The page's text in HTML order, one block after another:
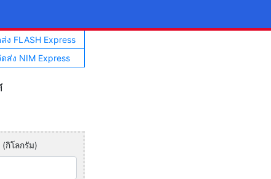
ง FLASH Express
ส่ง NIM Express
กิโลกรัม)